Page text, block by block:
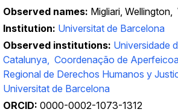
Observed names: Migliari, Wellington,
Institution: Universitat de Barcelona
Observed institutions: Universidade
Catalunya, Coordenação de
Regional de Derechos Humanos y
Universitat de Barcelona
ORCID: 0000-0002-1073-1312